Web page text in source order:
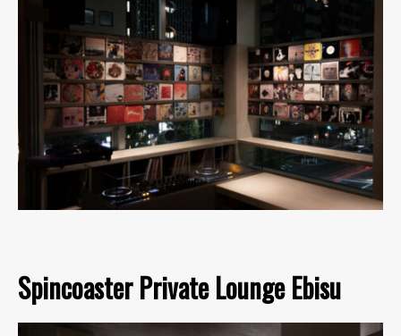
Spincoaster Private Lounge Ebisu